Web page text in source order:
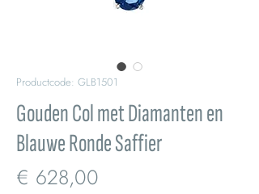
Productcode: GLB1501
Gouden Col met Diamanten en
Blauwe Ronde Saffier
€ 628,00